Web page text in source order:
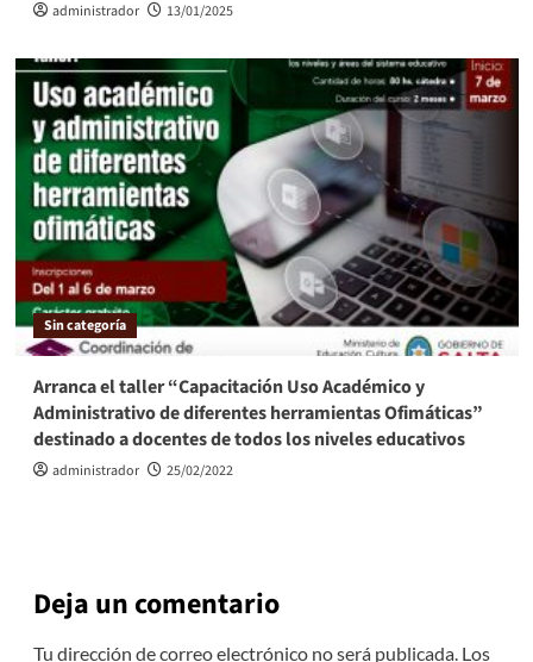
administrador 13/01/2025
Sin categoría
Arranca el taller “Capacitación Uso Académico y
Administrativo de diferentes herramientas Ofimáticas”
destinado a docentes de todos los niveles educativos
administrador 25/02/2022
Deja un comentario
Tu dirección de correo electrónico no será publicada. Los